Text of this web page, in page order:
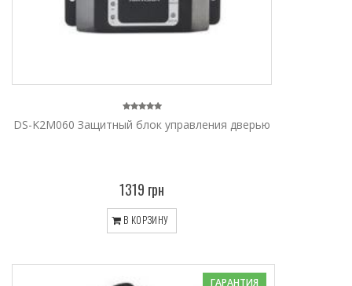
DS-K2M060 Защитный блок управления дверью
1319 грн
В КОРЗИНУ
ГАРАНТИЯ